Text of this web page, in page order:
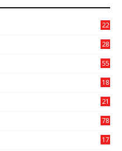
22
28
55
18
21
78
17